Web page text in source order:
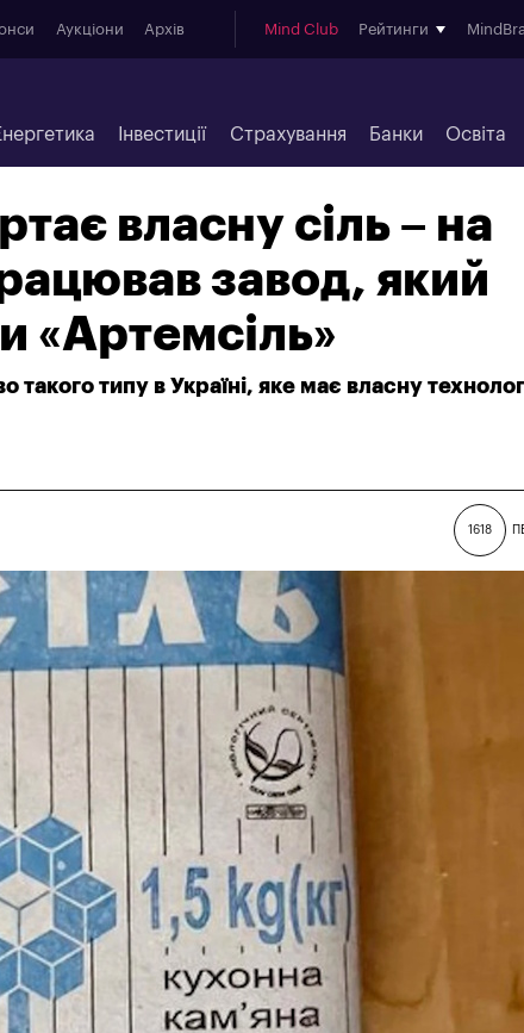
Аукціони Архів Mind Club Рейтинги
Інвестиції Страхування Банки Освіта
власну сіль – на
завод, який
«Артемсіль»
такого типу в Україні, яке має власну
1618